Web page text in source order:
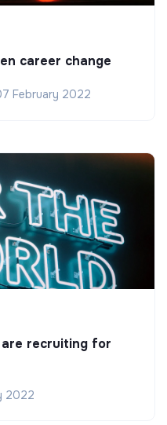
career change
February 2022
recruiting for
2022